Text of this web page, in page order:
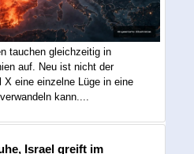
tauchen gleichzeitig in
auf. Neu ist nicht der
eine einzelne Lüge in eine
kann....
Israel greift im